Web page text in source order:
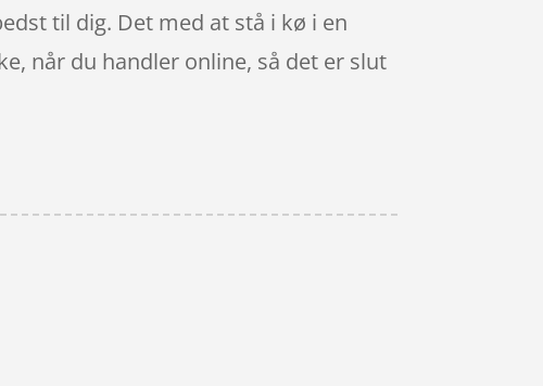
til dig. Det med at stå i kø i en
når du handler online, så det er slut